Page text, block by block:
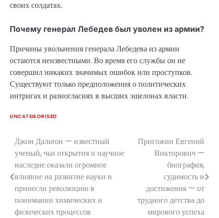
своих солдатах.
Почему генерал Лебедев был уволен из армии?
Причины увольнения генерала Лебедева из армии
остаются неизвестными. Во время его службы он не
совершил никаких значимых ошибок или проступков.
Существуют только предположения о политических
интригах и разногласиях в высших эшелонах власти.
UNCATEGORISED
Навигация
по
записям
Джон Дальтон — известный
ученый, чьи открытия и научное
наследие оказали огромное
влияние на развитие науки и
принесли революцию в
понимании химических и
физических процессов
Пригожин Евгений
Викторович —
биография,
судимость и
достижения — от
трудного детства до
мирового успеха